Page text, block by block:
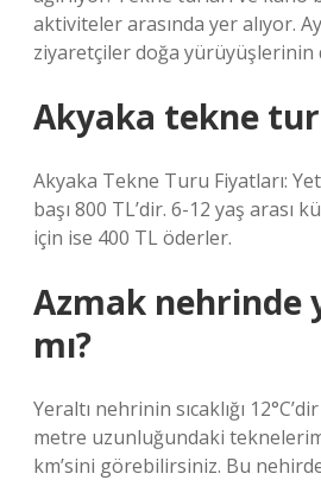
aktiviteler arasında yer alıyor.
ziyaretçiler doğa yürüyüşlerinin
Akyaka tekne
Akyaka Tekne Turu Fiyatları:
başı 800 TL’dir. 6-12 yaş arası
için ise 400 TL öderler.
Azmak nehrinde
mı?
Yeraltı nehrinin sıcaklığı
metre uzunluğundaki
km’sini görebilirsiniz. Bu